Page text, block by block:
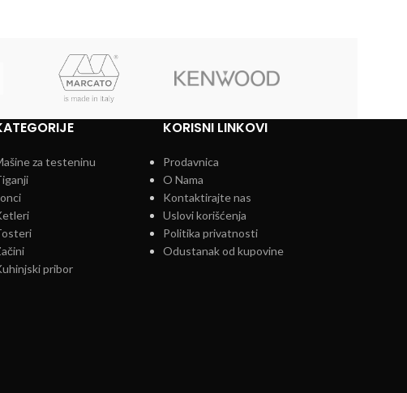
za testeninu
pribor
KORISNI LINKOVI
Prodavnica
O Nama
Kontaktirajte nas
Uslovi korišćenja
Politika privatnosti
Odustanak od kupovine